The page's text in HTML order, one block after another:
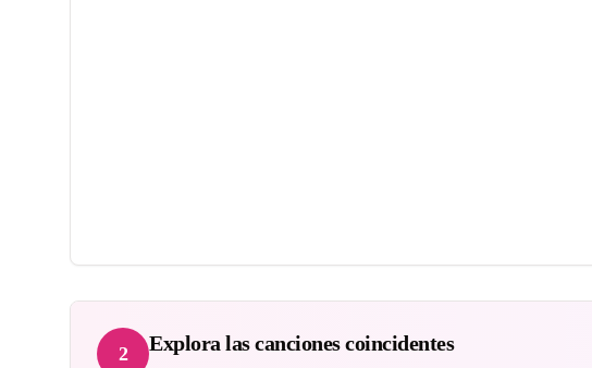
2 Explora las canciones coincidentes